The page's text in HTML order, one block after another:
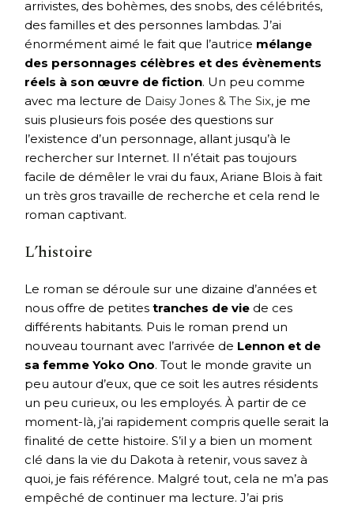
arrivistes, des bohèmes, des snobs, des célébrités,
des familles et des personnes lambdas. J’ai
énormément aimé le fait que l’autrice mélange
des personnages célèbres et des évènements
réels à son œuvre de fiction. Un peu comme
avec ma lecture de Daisy Jones & The Six, je me
suis plusieurs fois posée des questions sur
l’existence d’un personnage, allant jusqu’à le
rechercher sur Internet. Il n’était pas toujours
facile de démêler le vrai du faux, Ariane Blois à fait
un très gros travaille de recherche et cela rend le
roman captivant.
L’histoire
Le roman se déroule sur une dizaine d’années et
nous offre de petitestranches de vie de ces
différents habitants. Puis le roman prend un
nouveau tournant avec l’arrivée de Lennon et de
sa femme Yoko Ono. Tout le monde gravite un
peu autour d’eux, que ce soit les autres résidents
un peu curieux, ou les employés. À partir de ce
moment-là, j’ai rapidement compris quelle serait la
finalité de cette histoire. S’il y a bien un moment
clé dans la vie du Dakota à retenir, vous savez à
quoi, je fais référence. Malgré tout, cela ne m’a pas
empêché de continuer ma lecture. J’ai pris